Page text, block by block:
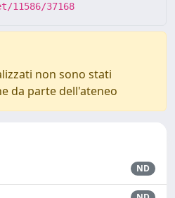
37168
non sono stati
da parte dell'ateneo
ND